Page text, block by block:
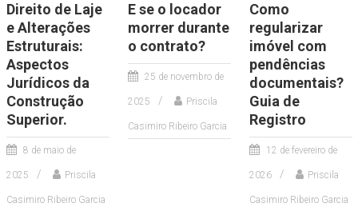
Direito de Laje
e Alterações
Estruturais:
Aspectos
Jurídicos da
Construção
Superior.
8 de maio de
2025 Priscila
Casimiro Ribeiro Garcia
E se o locador
morrer durante
o contrato?
25 de novembro de
2025 Priscila
Casimiro Ribeiro Garcia
Como
regularizar
imóvel com
pendências
documentais?
Guia de
Registro
12 de fevereiro de
2026 Priscila
Casimiro Ribeiro Garcia